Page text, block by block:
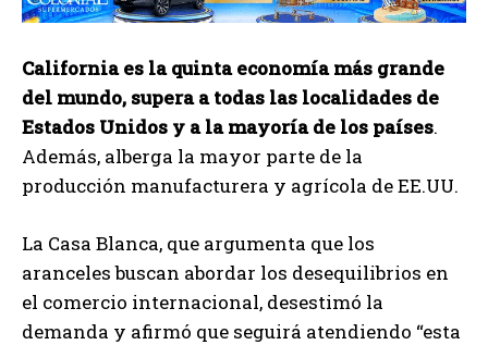
California es la quinta economía más grande
del mundo, supera a todas las localidades de
Estados Unidos y a la mayoría de los países.
Además, alberga la mayor parte de la
producción manufacturera y agrícola de EE.UU.
La Casa Blanca, que argumenta que los
aranceles buscan abordar los desequilibrios en
el comercio internacional, desestimó la
demanda y afirmó que seguirá atendiendo “esta